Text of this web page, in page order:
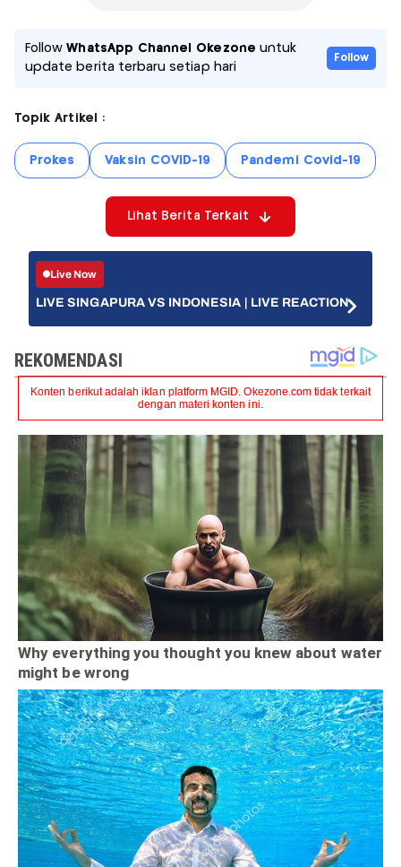
FollowWhatsApp Channel Okezone untuk
update berita terbaru setiap hari
Follow
Topik Artikel :
Prokes Vaksin COVID-19 Pandemi Covid-19
Lihat Berita Terkait
Live Now
LIVE SINGAPURA VS INDONESIA | LIVE REACTION